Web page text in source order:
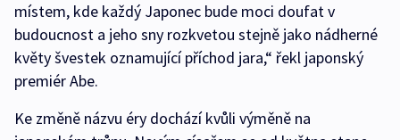
místem, kde každý Japonec bude moci doufat v
budoucnost a jeho sny rozkvetou stejně jako nádherné
květy švestek oznamující příchod jara,“ řekl japonský
premiér Abe.
Ke změně názvu éry dochází kvůli výměně na